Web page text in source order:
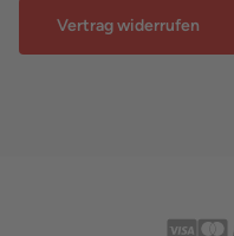
Vertrag widerrufen